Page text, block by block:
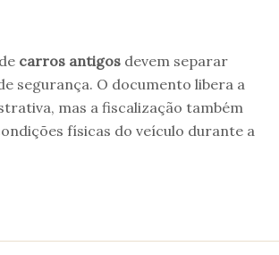
carros antigos devem separar
segurança. O documento libera a
mas a fiscalização também
físicas do veículo durante a